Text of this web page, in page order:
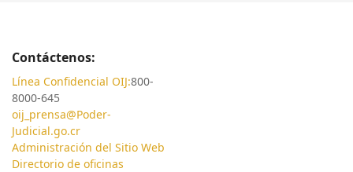
Contáctenos:
Línea Confidencial OIJ:800-
8000-645
oij_prensa@Poder-
Judicial.go.cr
Administración del Sitio Web
Directorio de oficinas